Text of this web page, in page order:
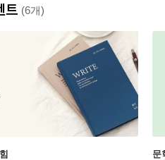
트 (6개)
문